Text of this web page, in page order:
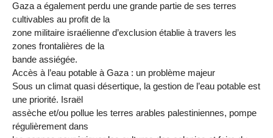
Gaza a également perdu une grande partie de ses terres
cultivables au profit de la
zone militaire israélienne d’exclusion établie à travers les
zones frontalières de la
bande assiégée.
Accès à l’eau potable à Gaza : un problème majeur
Sous un climat quasi désertique, la gestion de l’eau potable est
une priorité. Israël
assèche et/ou pollue les terres arables palestiniennes, pompe
régulièrement dans